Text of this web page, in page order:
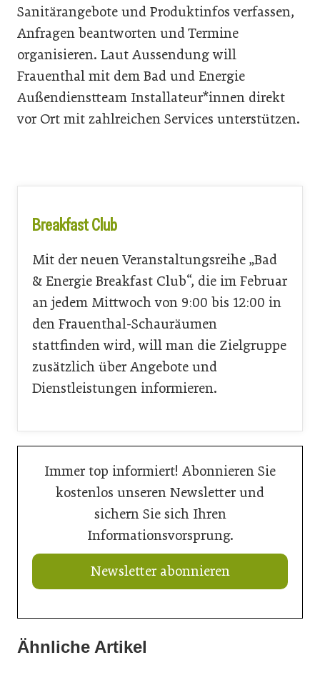
Sanitärangebote und Produktinfos verfassen,
Anfragen beantworten und Termine
organisieren. Laut Aussendung will
Frauenthal mit dem Bad und Energie
Außendienstteam Installateur*innen direkt
vor Ort mit zahlreichen Services unterstützen.
Breakfast Club
Mit der neuen Veranstaltungsreihe „Bad
& Energie Breakfast Club“, die im Februar
an jedem Mittwoch von 9:00 bis 12:00 in
den Frauenthal-Schauräumen
stattfinden wird, will man die Zielgruppe
zusätzlich über Angebote und
Dienstleistungen informieren.
Immer top informiert! Abonnieren Sie
kostenlos unseren Newsletter und
sichern Sie sich Ihren
Informationsvorsprung.
Newsletter abonnieren
Ähnliche Artikel
20. Juli 2026